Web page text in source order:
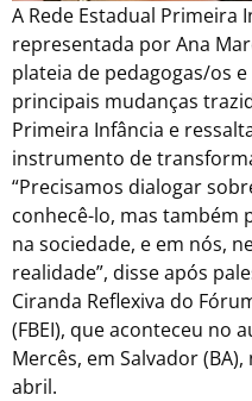
A Rede Estadual Primeira
representada por Ana
plateia de pedagogas/os
principais mudanças
Primeira Infância e
instrumento de
“Precisamos dialogar
conhecê-lo, mas também
na sociedade, e em nós,
realidade”, disse após
Ciranda Reflexiva do
(FBEI), que aconteceu no
Mercês, em Salvador
abril.